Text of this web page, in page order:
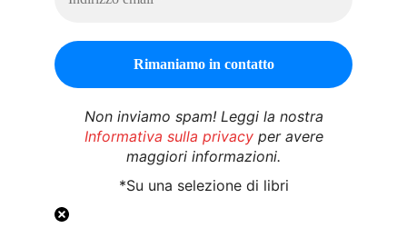
Non inviamo spam! Leggi la nostra
Informativa sulla privacyper avere
maggiori informazioni.
*Su una selezione di libri